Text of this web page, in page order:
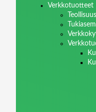
Verkkotuotteet